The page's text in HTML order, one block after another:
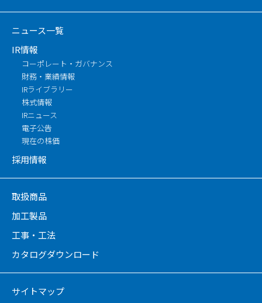
ニュース一覧
IR情報
コーポレート・ガバナンス
財務・業績情報
IRライブラリー
株式情報
IRニュース
電子公告
現在の株価
採用情報
取扱商品
加工製品
工事・工法
カタログダウンロード
サイトマップ